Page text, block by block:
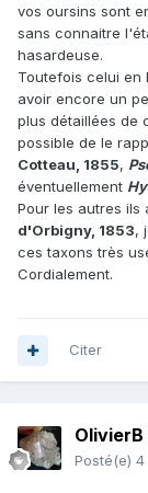
vos oursins sont
sans connaitre
hasardeuse.
Toutefois celui en
avoir encore un
plus détaillées de
possible de le
Cotteau, 1855,
éventuellement
Pour les autres ils
d'Orbigny, 1853,
ces taxons très
Cordialement.
Citer
OlivierB
Posté(e) 4